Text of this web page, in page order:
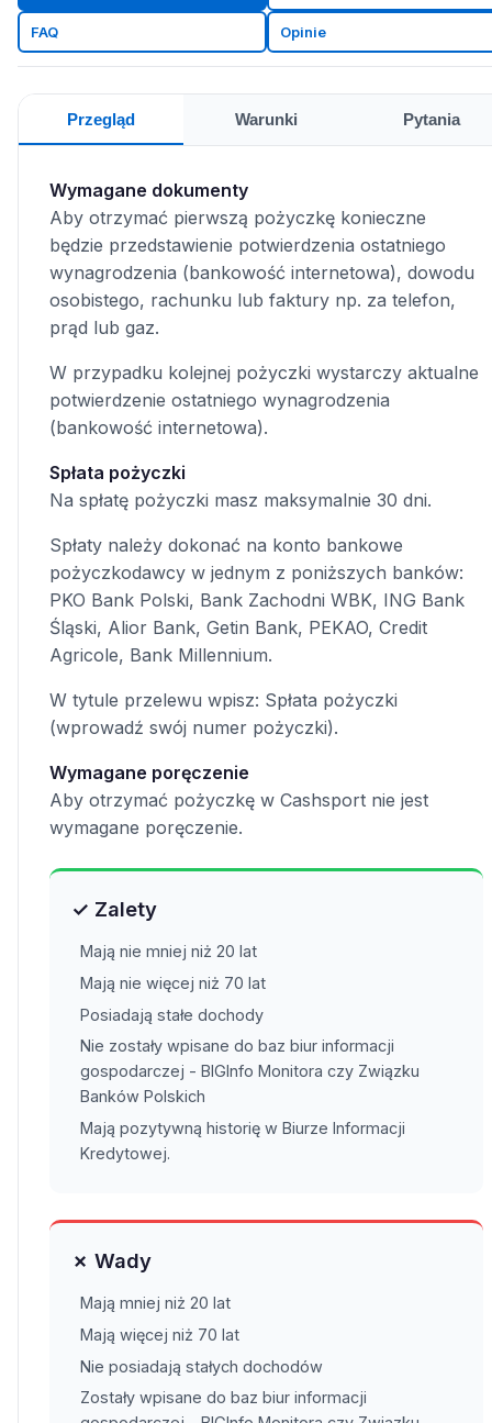
FAQ Opinie
Przegląd Warunki Pytania
Wymagane dokumenty
Aby otrzymać pierwszą pożyczkę konieczne
będzie przedstawienie potwierdzenia ostatniego
wynagrodzenia (bankowość internetowa), dowodu
osobistego, rachunku lub faktury np. za telefon,
prąd lub gaz.
W przypadku kolejnej pożyczki wystarczy aktualne
potwierdzenie ostatniego wynagrodzenia
(bankowość internetowa).
Spłata pożyczki
Na spłatę pożyczki masz maksymalnie 30 dni.
Spłaty należy dokonać na konto bankowe
pożyczkodawcy w jednym z poniższych banków:
PKO Bank Polski, Bank Zachodni WBK, ING Bank
Śląski, Alior Bank, Getin Bank, PEKAO, Credit
Agricole, Bank Millennium.
W tytule przelewu wpisz: Spłata pożyczki
(wprowadź swój numer pożyczki).
Wymagane poręczenie
Aby otrzymać pożyczkę w Cashsport nie jest
wymagane poręczenie.
✓ Zalety
Mają nie mniej niż 20 lat
Mają nie więcej niż 70 lat
Posiadają stałe dochody
Nie zostały wpisane do baz biur informacji
gospodarczej - BIGInfo Monitora czy Związku
Banków Polskich
Mają pozytywną historię w Biurze Informacji
Kredytowej.
✗ Wady
Mają mniej niż 20 lat
Mają więcej niż 70 lat
Nie posiadają stałych dochodów
Zostały wpisane do baz biur informacji